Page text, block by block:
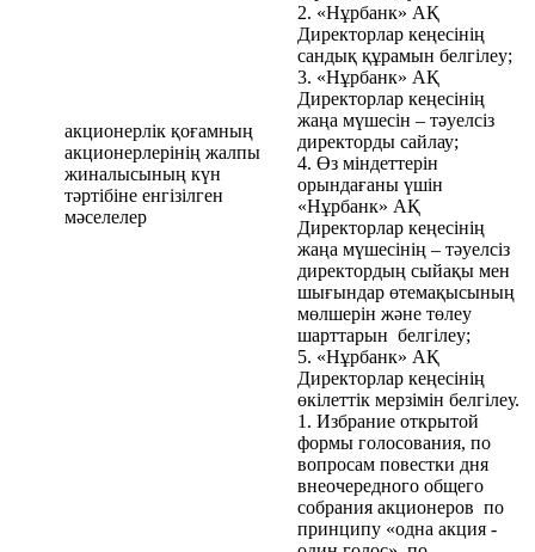
акционерлік қоғамның
акционерлерінің жалпы
жиналысының күн
тәртібіне енгізілген
мәселелер
2. «Нұрбанк» АҚ
Директорлар кеңесінің
сандық құрамын белгілеу;
3. «Нұрбанк» АҚ
Директорлар кеңесінің
жаңа мүшесін – тәуелсіз
директорды сайлау;
4. Өз міндеттерін
орындағаны үшін
«Нұрбанк» АҚ
Директорлар кеңесінің
жаңа мүшесінің – тәуелсіз
директордың сыйақы мен
шығындар өтемақысының
мөлшерін және төлеу
шарттарын белгілеу;
5. «Нұрбанк» АҚ
Директорлар кеңесінің
өкілеттік мерзімін белгілеу.
1. Избрание открытой
формы голосования, по
вопросам повестки дня
внеочередного общего
собрания акционеров по
принципу «одна акция -